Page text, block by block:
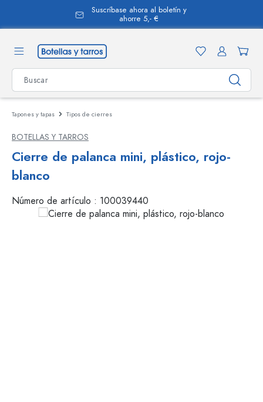
Suscríbase ahora al boletín y
ahorre 5,- €
Tapones y tapas Tipos de cierres
BOTELLAS Y TARROS
Cierre de palanca mini, plástico, rojo-
blanco
Número de artículo : 100039440